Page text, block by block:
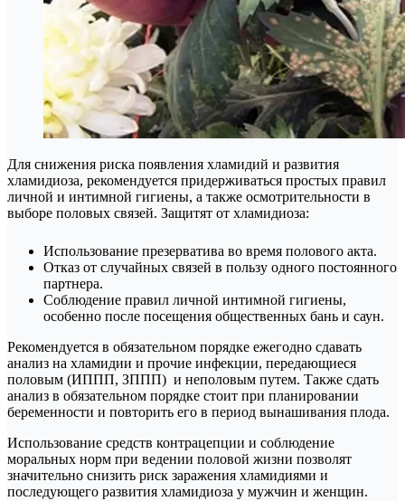
Для снижения риска появления хламидий и развития
хламидиоза, рекомендуется придерживаться простых правил
личной и интимной гигиены, а также осмотрительности в
выборе половых связей. Защитят от хламидиоза:
Использование презерватива во время полового акта.
Отказ от случайных связей в пользу одного постоянного
партнера.
Соблюдение правил личной интимной гигиены,
особенно после посещения общественных бань и саун.
Рекомендуется в обязательном порядке ежегодно сдавать
анализ на хламидии и прочие инфекции, передающиеся
половым (ИППП, ЗППП) и неполовым путем. Также сдать
анализ в обязательном порядке стоит при планировании
беременности и повторить его в период вынашивания плода.
Использование средств контрацепции и соблюдение
моральных норм при ведении половой жизни позволят
значительно снизить риск заражения хламидиями и
последующего развития хламидиоза у мужчин и женщин.